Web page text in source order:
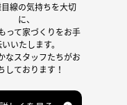
線の気持ちを大切
に、
って家づくりをお手
いたします。
なスタッフたちがお
しております！